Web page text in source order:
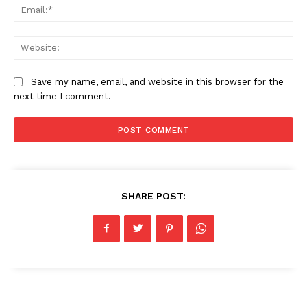
Save my name, email, and website in this browser for the
next time I comment.
SHARE POST: